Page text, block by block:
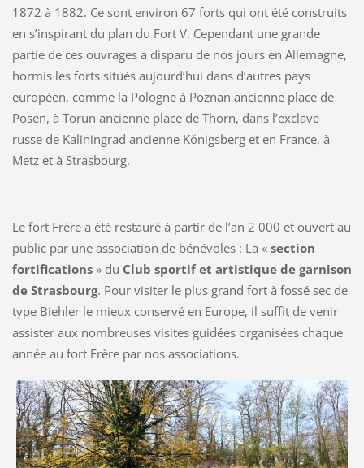
1872 à 1882. Ce sont environ 67 forts qui ont été construits
en s’inspirant du plan du Fort V. Cependant une grande
partie de ces ouvrages a disparu de nos jours en Allemagne,
hormis les forts situés aujourd’hui dans d’autres pays
européen, comme la Pologne à Poznan ancienne place de
Posen, à Torun ancienne place de Thorn, dans l’exclave
russe de Kaliningrad ancienne Königsberg et en France, à
Metz et à Strasbourg.
Le fort Frère a été restauré à partir de l’an 2 000 et ouvert au
public par une association de bénévoles : La « section
fortifications» du Club sportif et artistique de garnison
de Strasbourg. Pour visiter le plus grand fort à fossé sec de
type Biehler le mieux conservé en Europe, il suffit de venir
assister aux nombreuses visites guidées organisées chaque
année au fort Frère par nos associations.